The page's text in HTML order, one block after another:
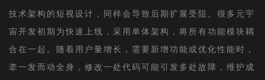
技术架构的短视设计，同样会导致后期扩展受阻。很多元宇
宙开发初期为快速上线，采用单体架构，将所有功能模块耦
合在一起。随着用户量增长，需要新增功能或优化性能时，
牵一发而动全身，修改一处代码可能引发多处故障，维护成